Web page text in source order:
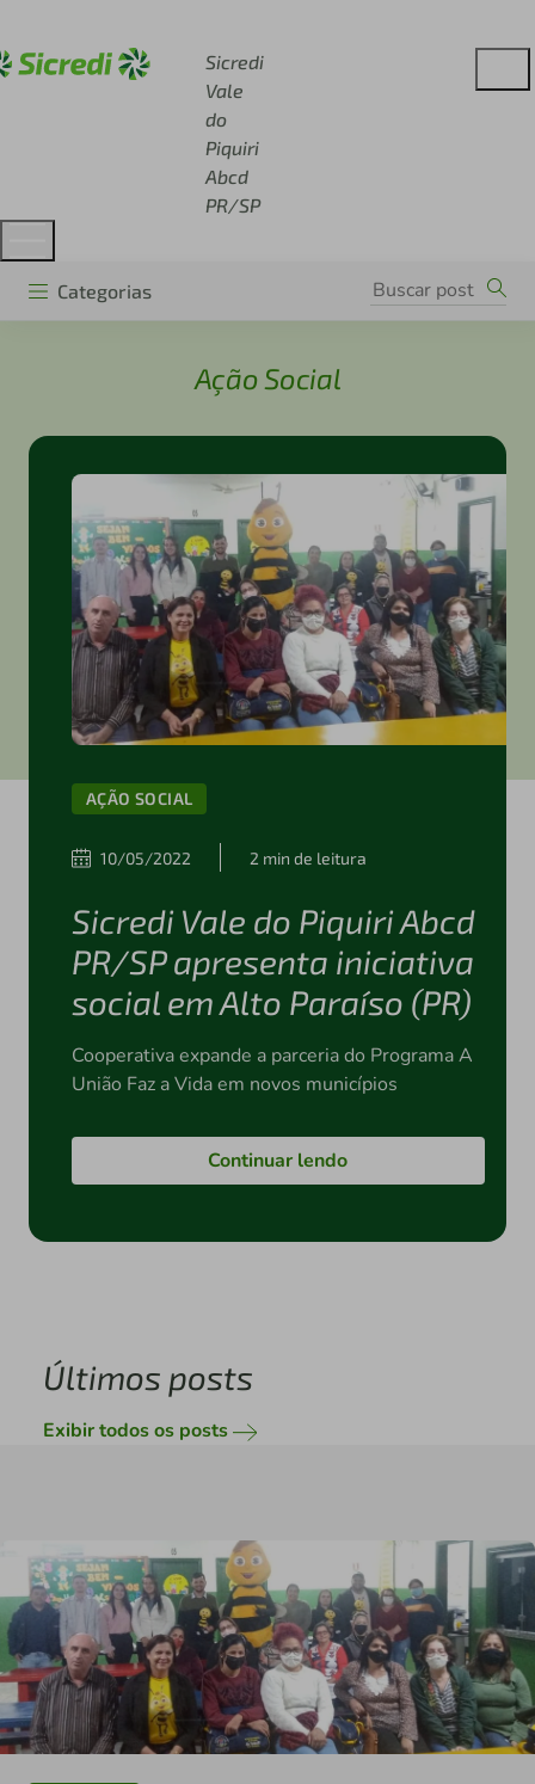
Sicredi
Vale
do
Piquiri
Abcd
PR/SP
Categorias
Ação Social
AÇÃO SOCIAL
10/05/2022 2 min de leitura
Sicredi Vale do Piquiri Abcd
PR/SP apresenta iniciativa
social em Alto Paraíso (PR)
Cooperativa expande a parceria do Programa A
União Faz a Vida em novos municípios
Continuar lendo
Últimos posts
Exibir todos os posts